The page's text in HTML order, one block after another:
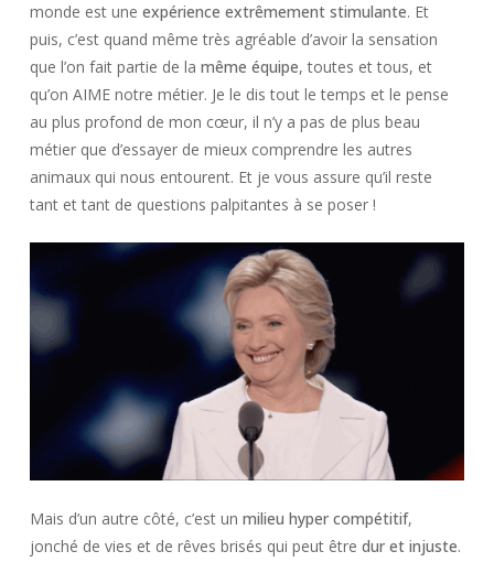
monde est une expérience extrêmement stimulante. Et
puis, c’est quand même très agréable d’avoir la sensation
que l’on fait partie de la même équipe, toutes et tous, et
qu’on AIME notre métier. Je le dis tout le temps et le pense
au plus profond de mon cœur, il n’y a pas de plus beau
métier que d’essayer de mieux comprendre les autres
animaux qui nous entourent. Et je vous assure qu’il reste
tant et tant de questions palpitantes à se poser !
Mais d’un autre côté, c’est un milieu hyper compétitif,
jonché de vies et de rêves brisés qui peut être dur et injuste.